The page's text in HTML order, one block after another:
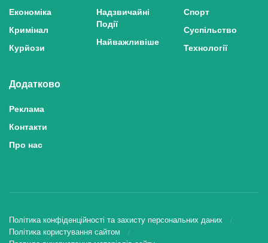
Економіка
Кримінал
Курйози
Надзвичайні
Події
Найважливіше
Спорт
Суспільство
Технології
Додатково
Реклама
Контакти
Про нас
Політика конфіденційності та захисту персональних даних
Політика користування сайтом